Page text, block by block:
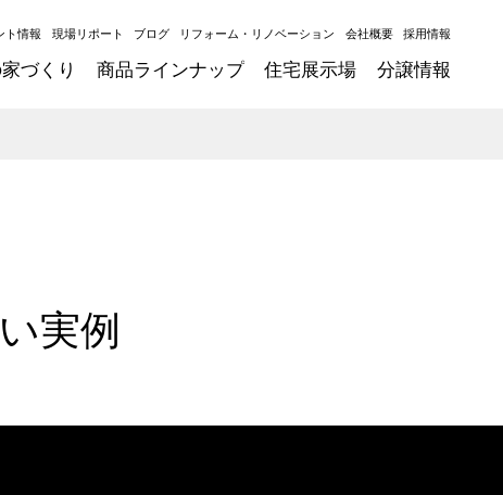
ト情報 現場リポート ブログ リフォーム・リノベーション 会社概要 採用情報
づくり 商品ラインナップ 住宅展示場 分譲情報
実例